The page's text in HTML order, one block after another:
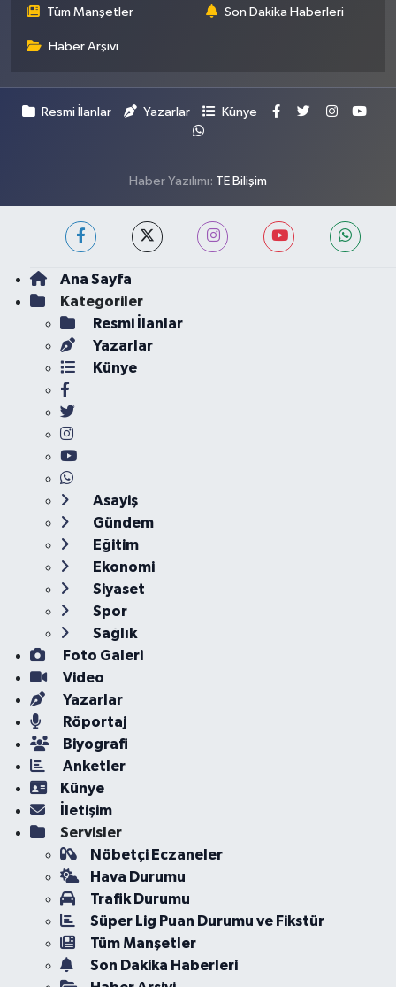
Tüm Manşetler Son Dakika Haberleri
Haber Arşivi
Resmi İlanlar Yazarlar Künye
Haber Yazılımı: TE Bilişim
Ana Sayfa
Kategoriler
Resmi İlanlar
Yazarlar
Künye
Asayiş
Gündem
Eğitim
Ekonomi
Siyaset
Spor
Sağlık
Foto Galeri
Video
Yazarlar
Röportaj
Biyografi
Anketler
Künye
İletişim
Servisler
Nöbetçi Eczaneler
Hava Durumu
Trafik Durumu
Süper Lig Puan Durumu ve Fikstür
Tüm Manşetler
Son Dakika Haberleri